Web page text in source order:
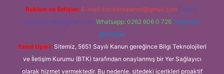
Reklam ve İletişim: E-mail: backlinkpaneli@gmail.com Teams:
forumhizmeti@gmail.com Whatsapp: 0262 606 0 726 Telegram:
@karabul
Yasal Uyarı: Sitemiz, 5651 Sayılı Kanun gereğince Bilgi Teknolojileri
ve İletişim Kurumu (BTK) tarafından onaylanmış bir Yer Sağlayıcı
olarak hizmet vermektedir. Bu nedenle, sitedeki içerikleri proaktif